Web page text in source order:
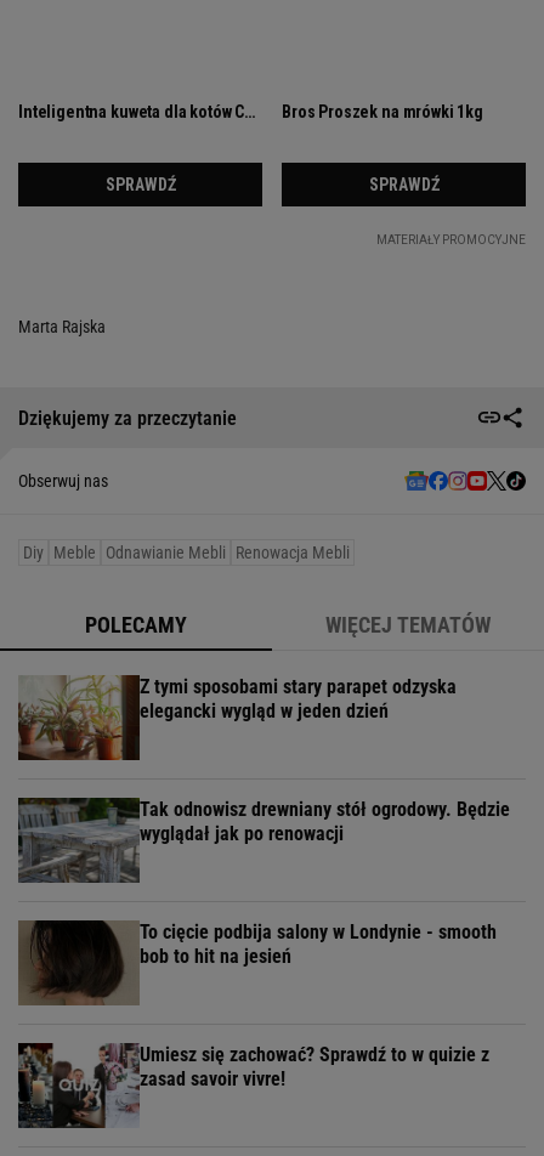
Marta Rajska
Dziękujemy za przeczytanie
Obserwuj nas
Diy Meble Odnawianie Mebli Renowacja Mebli
POLECAMY WIĘCEJ TEMATÓW
Z tymi sposobami stary parapet odzyska
elegancki wygląd w jeden dzień
Tak odnowisz drewniany stół ogrodowy. Będzie
wyglądał jak po renowacji
To cięcie podbija salony w Londynie - smooth
bob to hit na jesień
Umiesz się zachować? Sprawdź to w quizie z
zasad savoir vivre!